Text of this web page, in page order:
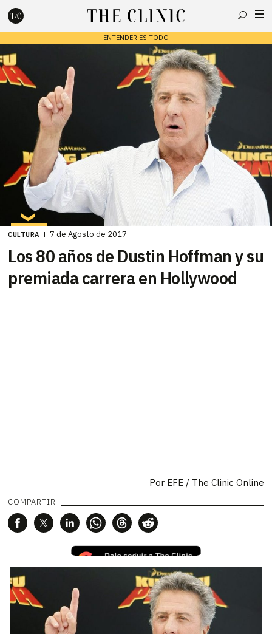
ENTENDER ES TODO
Escribe lo que deseas y presiona enter para buscar
CULTURA 7 de Agosto de 2017
Los 80 años de Dustin Hoffman y su
premiada carrera en Hollywood
Por EFE / The Clinic Online
COMPARTIR